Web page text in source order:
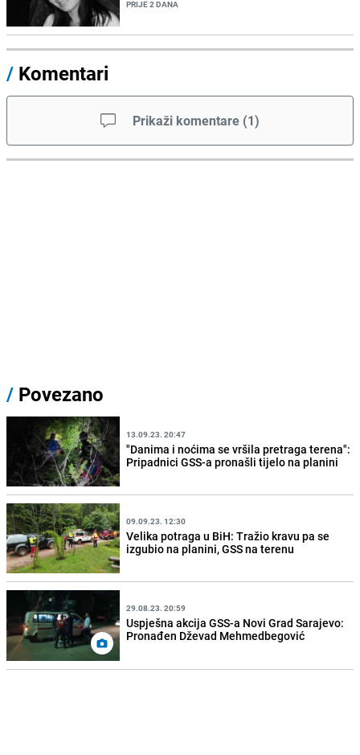
PRIJE 2 DANA
/ Komentari
Prikaži komentare (1)
/ Povezano
13.09.23. 20:47
"Danima i noćima se vršila pretraga terena":
Pripadnici GSS-a pronašli tijelo na planini
09.09.23. 12:30
Velika potraga u BiH: Tražio kravu pa se
izgubio na planini, GSS na terenu
29.08.23. 20:59
Uspješna akcija GSS-a Novi Grad Sarajevo:
Pronađen Dževad Mehmedbegović